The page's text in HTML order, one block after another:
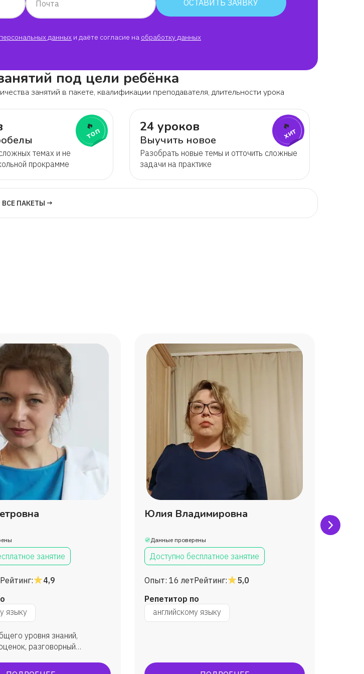
Полина
Кристина
Тамара
Мария
Елена
Татьяна
Анна
Анастасия
Маргарита
Александр
Александра
Надежда
Почта ОСТАВИТЬ ЗАЯВКУ
данных и даёте согласие на обработку данных
под цели ребёнка
занятий в пакете, квалификации преподавателя, длительности урока
темах и не
прокрамме
🔥
топ 24 уроков
Выучить новое
Разобрать новые темы и отточить сложные
задачи на практике
🔥
хит
ВСЕ ПАКЕТЫ →
занятие
Рейтинг:
4,9
языку
уровня знаний,
разговорный
барьера. Все мои
Юлия Владимировна
Данные проверены
Доступно бесплатное занятие
Опыт: 16 летРейтинг:
5,0
Репетитор по
английскому языку